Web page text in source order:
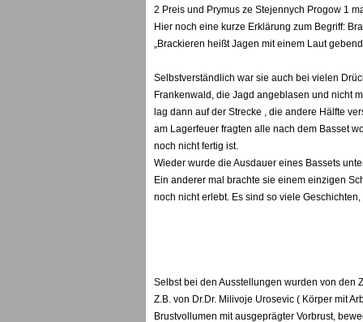
2 Preis und Prymus ze Stejennych Progow 1
Hier noch eine kurze Erklärung zum Begriff:
„Brackieren heißt Jagen mit einem Laut
Selbstverständlich war sie auch bei vielen
Frankenwald, die Jagd angeblasen und nicht
lag dann auf der Strecke , die andere Hälfte
am Lagerfeuer fragten alle nach dem Basset
noch nicht fertig ist.
Wieder wurde die Ausdauer eines Bassets
Ein anderer mal brachte sie einem einzigen
noch nicht erlebt. Es sind so viele
Selbst bei den Ausstellungen wurden von den
Z.B. von Dr.Dr. Milivoje Urosevic ( Körper mit
Brustvollumen mit ausgeprägter Vorbrust,